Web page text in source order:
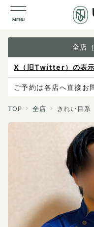
MENU
全店
X（旧Twitter）の表示
ご予約は各店へ直接お
料金は当日施術前にお
感染症防止対策につい
料金改定のお知らせ
TOP 全店 きれい目系